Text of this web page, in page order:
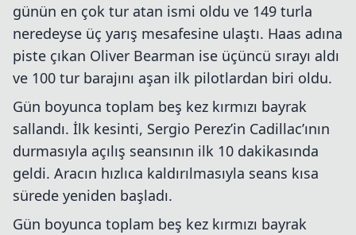
günün en çok tur atan ismi oldu ve 149 turla
neredeyse üç yarış mesafesine ulaştı. Haas adına
piste çıkan Oliver Bearman ise üçüncü sırayı aldı
ve 100 tur barajını aşan ilk pilotlardan biri oldu.
Gün boyunca toplam beş kez kırmızı bayrak
sallandı. İlk kesinti, Sergio Perez’in Cadillac’ının
durmasıyla açılış seansının ilk 10 dakikasında
geldi. Aracın hızlıca kaldırılmasıyla seans kısa
sürede yeniden başladı.
Gün boyunca toplam beş kez kırmızı bayrak